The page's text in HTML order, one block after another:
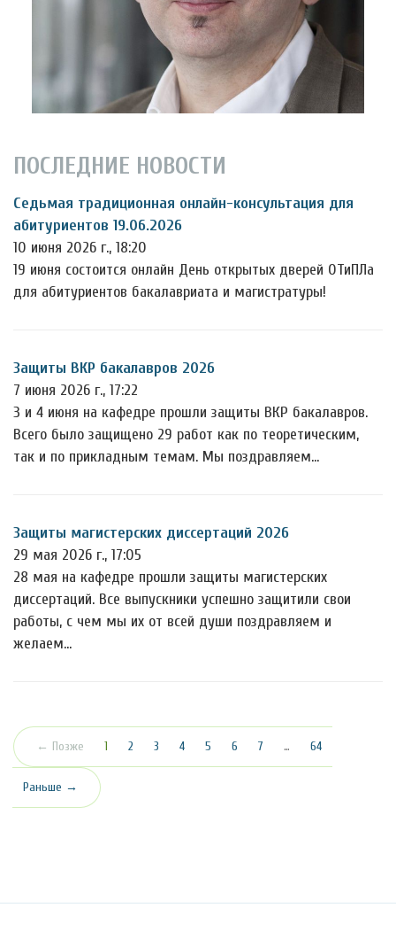
ПОСЛЕДНИЕ НОВОСТИ
Седьмая традиционная онлайн-консультация для
абитуриентов 19.06.2026
10 июня 2026 г., 18:20
19 июня состоится онлайн День открытых дверей ОТиПЛа
для абитуриентов бакалавриата и магистратуры!
Защиты ВКР бакалавров 2026
7 июня 2026 г., 17:22
3 и 4 июня на кафедре прошли защиты ВКР бакалавров.
Всего было защищено 29 работ как по теоретическим,
так и по прикладным темам. Мы поздравляем…
Защиты магистерских диссертаций 2026
29 мая 2026 г., 17:05
28 мая на кафедре прошли защиты магистерских
диссертаций. Все выпускники успешно защитили свои
работы, с чем мы их от всей души поздравляем и
желаем…
← Позже 1 (текущая)
2 3 4 5 6 7 … 64
Раньше →